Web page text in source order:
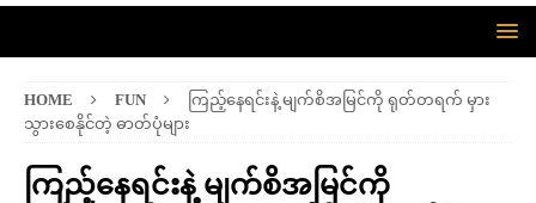
HOME FUN
ကြည့်နေရင်းနဲ့ မျက်စိအမြင်ကို ရုတ်တရက် မှား
သွားစေနိုင်တဲ့ ဓာတ်ပုံများ
ကြည့်နေရင်းနဲ့ မျက်စိအမြင်ကို